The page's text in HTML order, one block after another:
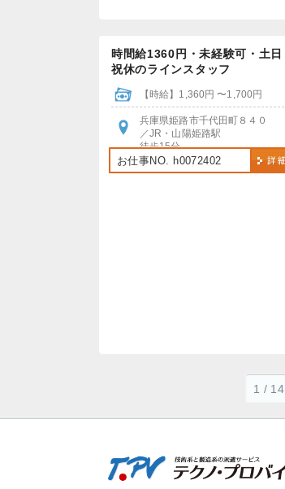
時間給1360円・未経験可・土日
祝休のラインスタッフ
【時給】1,360円 〜1,700円
兵庫県姫路市千代田町８４０
／JR・山陽姫路駅
徒歩15分
車・バイク・自転車通勤OK
お仕事NO. h0072402
1 / 14